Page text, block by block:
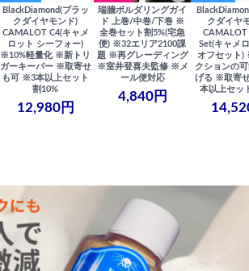
BlackDiamond(ブラッ
クダイヤモンド)
CAMALOT C4(キャメ
ロット シーフォー)
※10%軽量化 ※新トリ
ガーキーパー ※取寄せ
も可 ※3本以上セット
割10%
12,980円
瑞牆ボルダリングガイ
ド 上巻/中巻/下巻 ※
全巻セット割5%(宅急
便) ※32エリア2100課
題 ※再グレーディング
※室井登喜夫監修 ※メ
ール便対応
4,840円
クダイヤ
Set(キャメ
オフセット)
クションの
げる ※取寄
本以上セッ